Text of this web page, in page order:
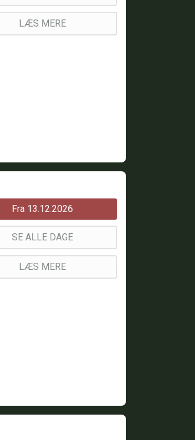
LÆS MERE
Fra 13.12.2026
SE ALLE DAGE
LÆS MERE